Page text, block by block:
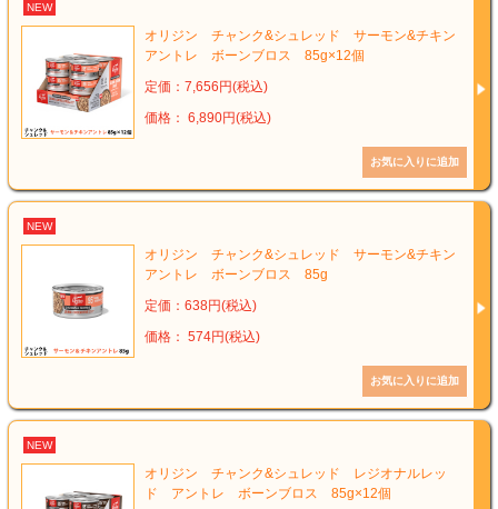
NEW
オリジン チャンク&シュレッド サーモン&チキン
アントレ ボーンブロス 85g×12個
定価：7,656円(税込)
価格： 6,890円(税込)
NEW
オリジン チャンク&シュレッド サーモン&チキン
アントレ ボーンブロス 85g
定価：638円(税込)
価格： 574円(税込)
NEW
オリジン チャンク&シュレッド レジオナルレッ
ド アントレ ボーンブロス 85g×12個